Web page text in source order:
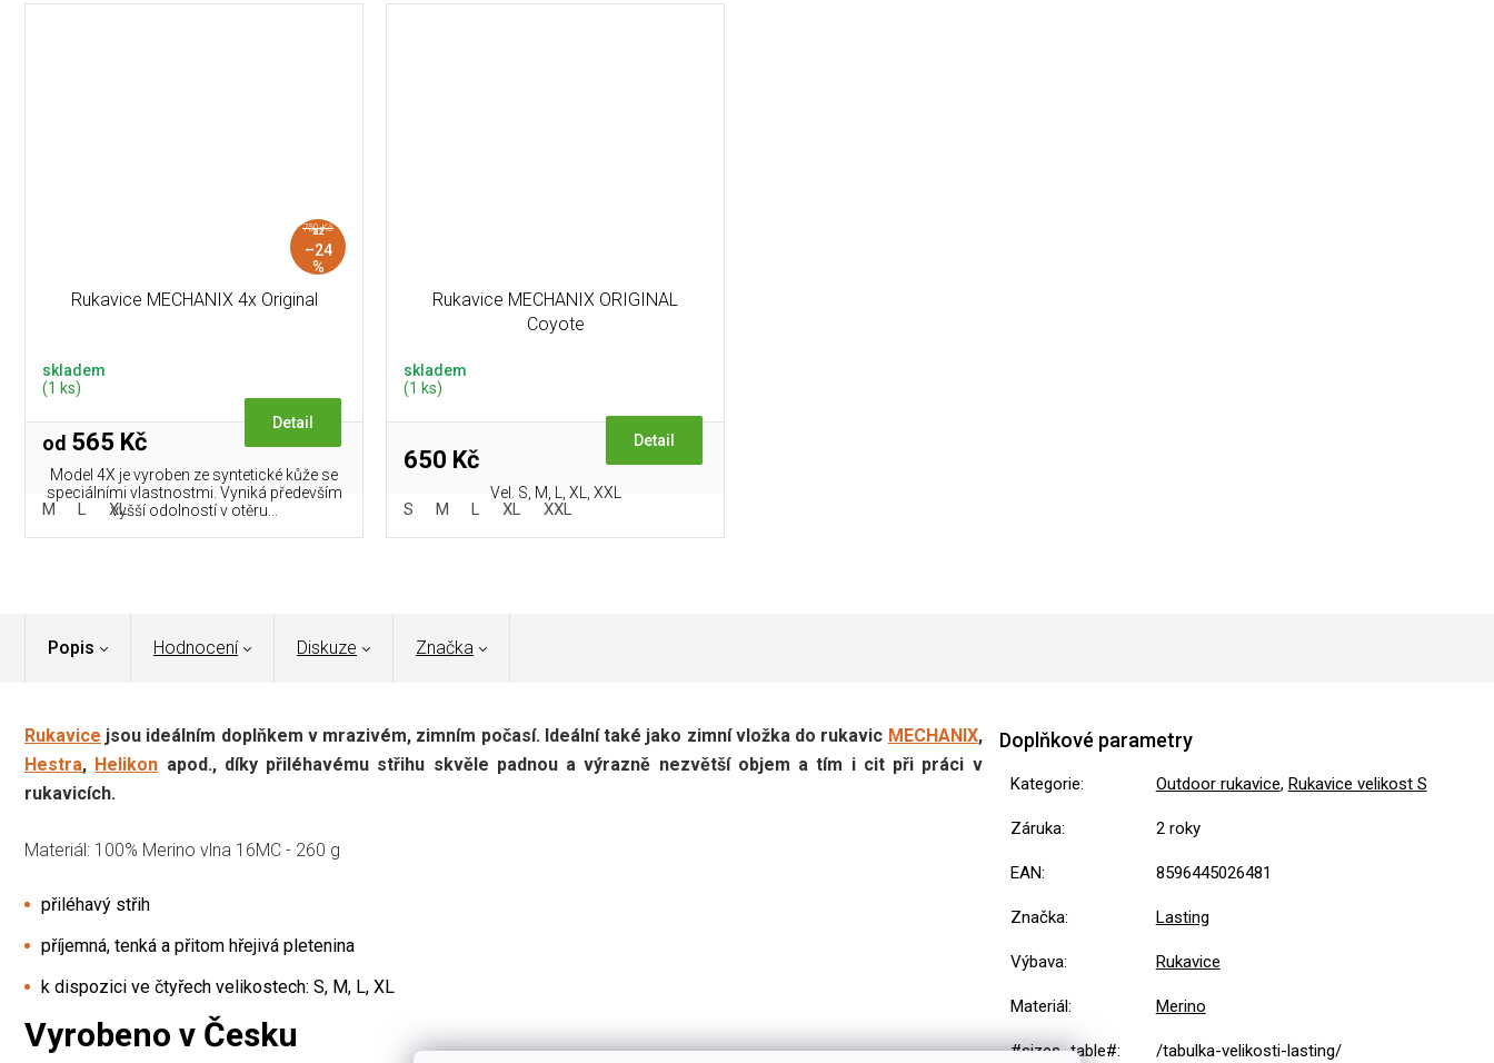
750 Kč
až
–24
%
Rukavice MECHANIX 4x Original
skladem
(1 ks)
od 565 Kč
Detail
Model 4X je vyroben ze syntetické kůže se
speciálními vlastnostmi. Vyniká především
vyšší odolností v otěru...
M L XL
Rukavice MECHANIX ORIGINAL
Coyote
skladem
(1 ks)
650 Kč
Detail
Vel. S, M, L, XL, XXL
S M L XL XXL
Popis Hodnocení Diskuze Značka
Rukavice jsou ideálním doplňkem v mrazivém, zimním počasí. Ideální také jako zimní vložka do rukavic MECHANIX,
Hestra, Helikon apod., díky přiléhavému střihu skvěle padnou a výrazně nezvětší objem a tím i cit při práci v
rukavicích.
Materiál: 100% Merino vlna 16MC - 260 g
přiléhavý střih
příjemná, tenká a přitom hřejivá pletenina
k dispozici ve čtyřech velikostech: S, M, L, XL
Vyrobeno v Česku
Doplňkové parametry
Kategorie: Outdoor rukavice, Rukavice velikost S
Záruka: 2 roky
EAN: 8596445026481
Značka: Lasting
Výbava: Rukavice
Materiál: Merino
#sizes_table#: /tabulka-velikosti-lasting/